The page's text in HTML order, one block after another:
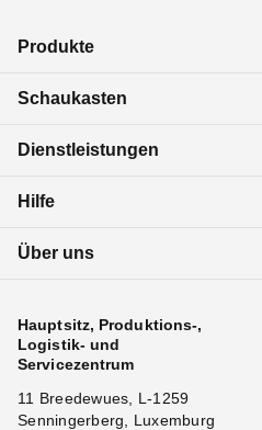
Produkte
Schaukasten
Dienstleistungen
Hilfe
Über uns
Hauptsitz, Produktions-,
Logistik- und
Servicezentrum
11 Breedewues, L-1259
Senningerberg, Luxemburg